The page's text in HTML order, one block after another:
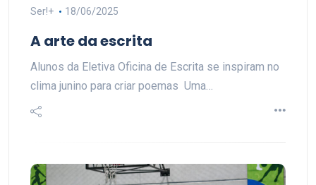
Ser!+ 18/06/2025
A arte da escrita
Alunos da Eletiva Oficina de Escrita se inspiram no
clima junino para criar poemas Uma…